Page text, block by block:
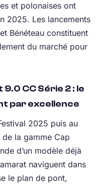
et polonaises ont
2025. Les lancements
Bénéteau constituent
du marché pour
CC Série 2 : le
par excellence
2025 puis au
la gamme Cap
d’un modèle déjà
naviguent dans
le plan de pont,